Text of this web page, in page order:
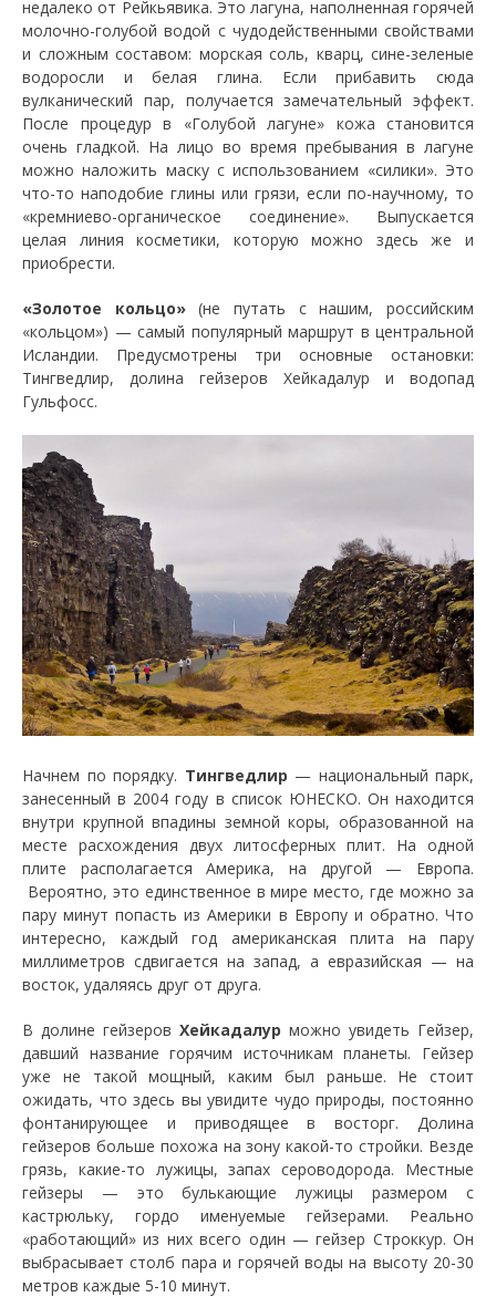
недалеко от Рейкьявика. Это лагуна, наполненная горячей
молочно-голубой водой с чудодейственными свойствами
и сложным составом: морская соль, кварц, сине-зеленые
водоросли и белая глина. Если прибавить сюда
вулканический пар, получается замечательный эффект.
После процедур в «Голубой лагуне» кожа становится
очень гладкой. На лицо во время пребывания в лагуне
можно наложить маску с использованием «силики». Это
что-то наподобие глины или грязи, если по-научному, то
«кремниево-органическое соединение». Выпускается
целая линия косметики, которую можно здесь же и
приобрести.
«Золотое кольцо»(не путать с нашим, российским
«кольцом») — самый популярный маршрут в центральной
Исландии. Предусмотрены три основные остановки:
Тингведлир, долина гейзеров Хейкадалур и водопад
Гульфосс.
Начнем по порядку. Тингведлир — национальный парк,
занесенный в 2004 году в список ЮНЕСКО. Он находится
внутри крупной впадины земной коры, образованной на
месте расхождения двух литосферных плит. На одной
плите располагается Америка, на другой — Европа.
Вероятно, это единственное в мире место, где можно за
пару минут попасть из Америки в Европу и обратно. Что
интересно, каждый год американская плита на пару
миллиметров сдвигается на запад, а евразийская — на
восток, удаляясь друг от друга.
В долине гейзеров Хейкадалур можно увидеть Гейзер,
давший название горячим источникам планеты. Гейзер
уже не такой мощный, каким был раньше. Не стоит
ожидать, что здесь вы увидите чудо природы, постоянно
фонтанирующее и приводящее в восторг. Долина
гейзеров больше похожа на зону какой-то стройки. Везде
грязь, какие-то лужицы, запах сероводорода. Местные
гейзеры — это булькающие лужицы размером с
кастрюльку, гордо именуемые гейзерами. Реально
«работающий» из них всего один — гейзер Строккур. Он
выбрасывает столб пара и горячей воды на высоту 20-30
метров каждые 5-10 минут.